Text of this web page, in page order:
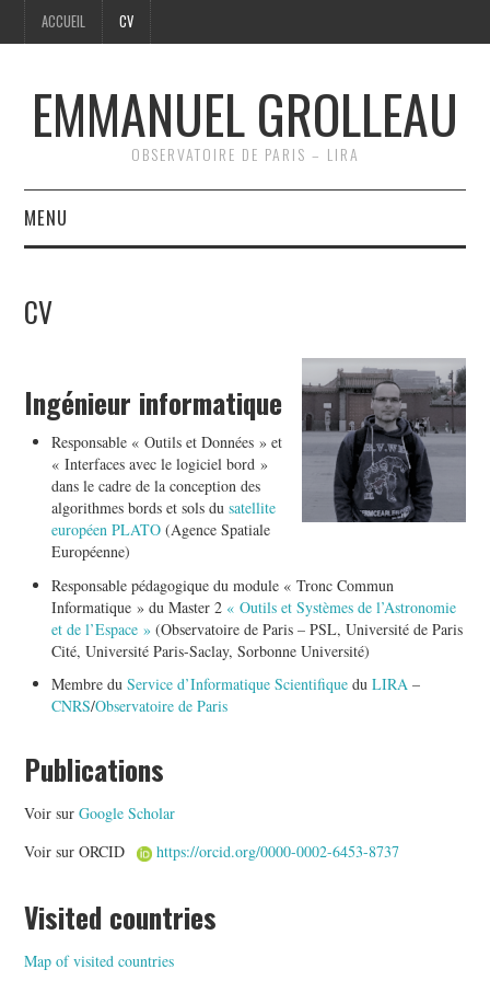
ACCUEIL CV
EMMANUEL GROLLEAU
OBSERVATOIRE DE PARIS – LIRA
MENU
CV
CV
Ingénieur informatique
Responsable « Outils et Données » et
« Interfaces avec le logiciel bord »
dans le cadre de la conception des
algorithmes bords et sols dusatellite
européen PLATO (Agence Spatiale
Européenne)
Responsable pédagogique du module « Tronc Commun
Informatique » du Master 2 « Outils et Systèmes de l’Astronomie
et de l’Espace » (Observatoire de Paris – PSL, Université de Paris
Cité, Université Paris-Saclay, Sorbonne Université)
Membre duService d’Informatique Scientifique duLIRA–
CNRS/Observatoire de Paris
Publications
Voir surGoogle Scholar
Voir sur ORCID
https://orcid.org/0000-0002-6453-8737
Visited countries
Map of visited countries